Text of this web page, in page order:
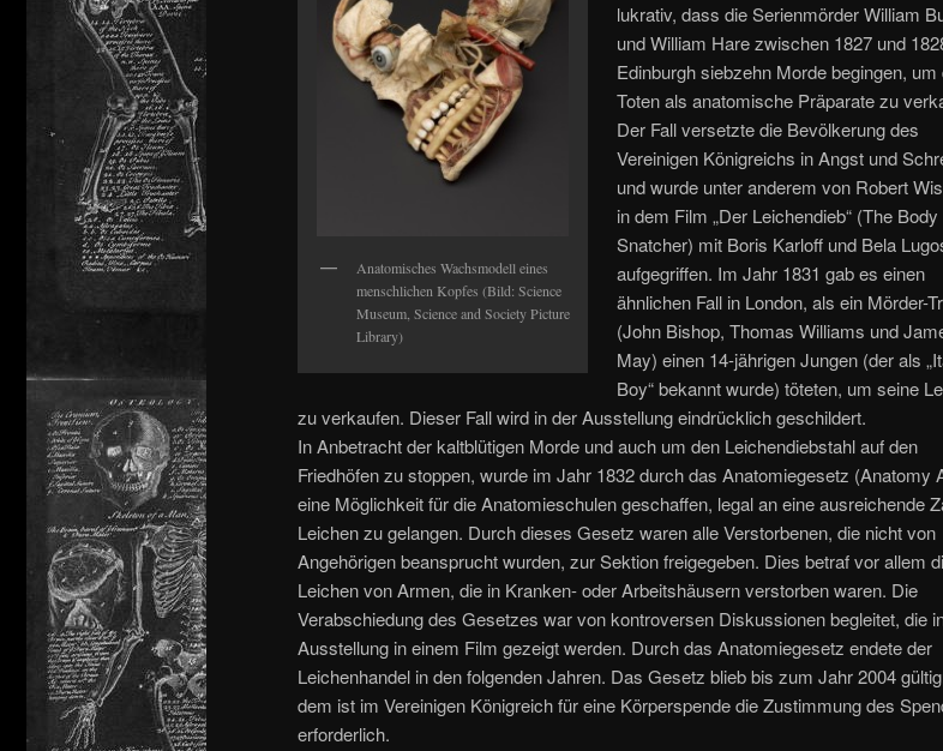
Anatomisches Wachsmodell eines
menschlichen Kopfes (Bild: Science
Museum, Science and Society Picture
Library)
lukrativ, dass die Serienmörder William
und William Hare zwischen 1827 und
Edinburgh siebzehn Morde begingen, um
Toten als anatomische Präparate zu
Der Fall versetzte die Bevölkerung des
Vereinigen Königreichs in Angst und
und wurde unter anderem von Robert
in dem Film „Der Leichendieb“ (The Body
Snatcher) mit Boris Karloff und Bela
aufgegriffen. Im Jahr 1831 gab es einen
ähnlichen Fall in London, als ein Mörder-
(John Bishop, Thomas Williams und
May) einen 14-jährigen Jungen (der als
Boy“ bekannt wurde) töteten, um seine
zu verkaufen. Dieser Fall wird in der Ausstellung eindrücklich geschildert.
In Anbetracht der kaltblütigen Morde und auch um den Leichendiebstahl auf den
Friedhöfen zu stoppen, wurde im Jahr 1832 durch das Anatomiegesetz (Anatomy
eine Möglichkeit für die Anatomieschulen geschaffen, legal an eine ausreichende
Leichen zu gelangen. Durch dieses Gesetz waren alle Verstorbenen, die nicht von
Angehörigen beansprucht wurden, zur Sektion freigegeben. Dies betraf vor allem
Leichen von Armen, die in Kranken- oder Arbeitshäusern verstorben waren. Die
Verabschiedung des Gesetzes war von kontroversen Diskussionen begleitet, die
Ausstellung in einem Film gezeigt werden. Durch das Anatomiegesetz endete der
Leichenhandel in den folgenden Jahren. Das Gesetz blieb bis zum Jahr 2004
dem ist im Vereinigen Königreich für eine Körperspende die Zustimmung des
erforderlich.